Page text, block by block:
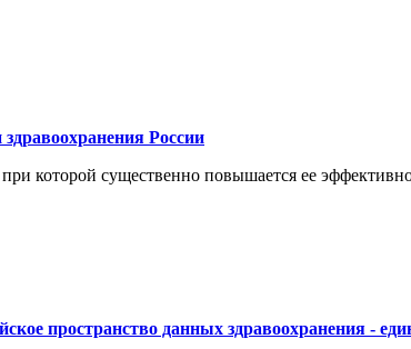
России
которой существенно повышается ее
пространство данных здравоохранения -